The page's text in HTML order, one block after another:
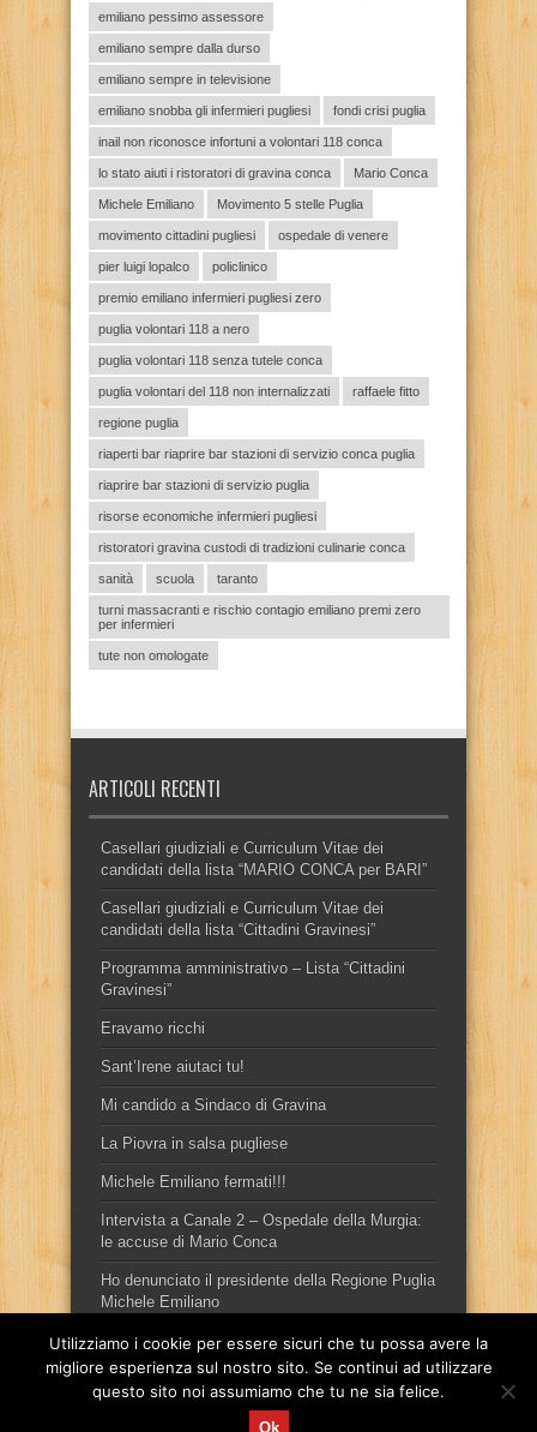
emiliano pessimo assessore
emiliano sempre dalla durso
emiliano sempre in televisione
emiliano snobba gli infermieri pugliesi fondi crisi puglia
inail non riconosce infortuni a volontari 118 conca
lo stato aiuti i ristoratori di gravina conca Mario Conca
Michele Emiliano Movimento 5 stelle Puglia
movimento cittadini pugliesi ospedale di venere
pier luigi lopalco policlinico
premio emiliano infermieri pugliesi zero
puglia volontari 118 a nero
puglia volontari 118 senza tutele conca
puglia volontari del 118 non internalizzati raffaele fitto
regione puglia
riaperti bar riaprire bar stazioni di servizio conca puglia
riaprire bar stazioni di servizio puglia
risorse economiche infermieri pugliesi
ristoratori gravina custodi di tradizioni culinarie conca
sanità scuola taranto
turni massacranti e rischio contagio emiliano premi zero
per infermieri
tute non omologate
ARTICOLI RECENTI
Casellari giudiziali e Curriculum Vitae dei
candidati della lista “MARIO CONCA per BARI”
Casellari giudiziali e Curriculum Vitae dei
candidati della lista “Cittadini Gravinesi”
Programma amministrativo – Lista “Cittadini
Gravinesi”
Eravamo ricchi
Sant’Irene aiutaci tu!
Mi candido a Sindaco di Gravina
La Piovra in salsa pugliese
Michele Emiliano fermati!!!
Intervista a Canale 2 – Ospedale della Murgia:
le accuse di Mario Conca
Ho denunciato il presidente della Regione Puglia
Michele Emiliano
Sito ufficiale del candidato sindaco, per la città di Gravina in
Utilizziamo i cookie per essere sicuri che tu possa avere la
migliore esperienza sul nostro sito. Se continui ad utilizzare
questo sito noi assumiamo che tu ne sia felice.
Ok